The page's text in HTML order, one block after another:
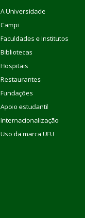
A Universidade
Campi
Faculdades e Institutos
Bibliotecas
Hospitais
Restaurantes
Fundações
Apoio estudantil
Internacionalização
Uso da marca UFU